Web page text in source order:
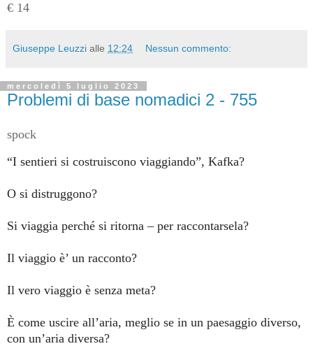
€ 14
Giuseppe Leuzzi alle 12:24 Nessun commento:
mercoledì 5 luglio 2023
Problemi di base nomadici 2 - 755
spock
“I sentieri si costruiscono viaggiando”, Kafka?
O si distruggono?
Si viaggia perché si ritorna – per raccontarsela?
Il viaggio è’ un racconto?
Il vero viaggio è senza meta?
È come uscire all’aria, meglio se in un paesaggio diverso,
con un’aria diversa?